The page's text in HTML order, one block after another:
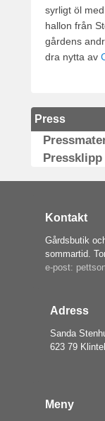
syrligt öl
hallon från
gårdens
dra nytta av
Press
Pressklipp
Kontakt
Gårdsbutik
sommartid.
e-post:
Adress
Sanda
623 79
Meny